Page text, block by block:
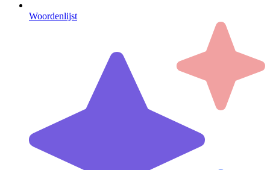
Woordenlijst